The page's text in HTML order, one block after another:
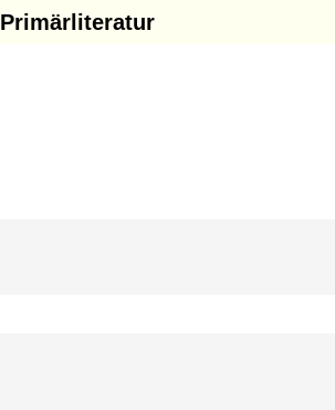
Primärliteratur